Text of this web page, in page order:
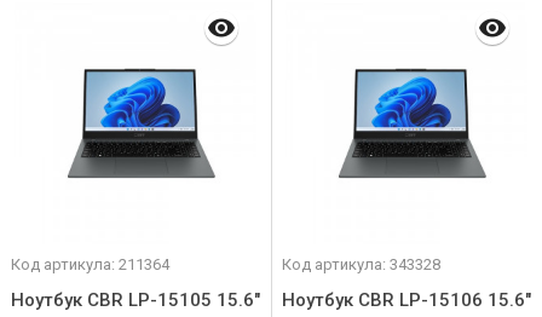
Код артикула: 211364
Ноутбук CBR LP-15105 15.6"
Код артикула: 343328
Ноутбук CBR LP-15106 15.6"